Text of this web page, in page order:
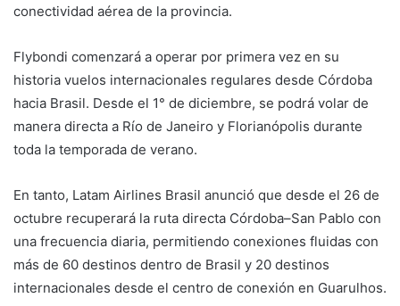
conectividad aérea de la provincia.
Flybondi comenzará a operar por primera vez en su
historia vuelos internacionales regulares desde Córdoba
hacia Brasil. Desde el 1° de diciembre, se podrá volar de
manera directa a Río de Janeiro y Florianópolis durante
toda la temporada de verano.
En tanto, Latam Airlines Brasil anunció que desde el 26 de
octubre recuperará la ruta directa Córdoba–San Pablo con
una frecuencia diaria, permitiendo conexiones fluidas con
más de 60 destinos dentro de Brasil y 20 destinos
internacionales desde el centro de conexión en Guarulhos.